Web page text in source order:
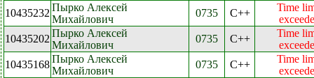
10435232 Пырко Алексей
Михайлович
0735 C++
Time
10435202 Пырко Алексей
Михайлович
0735 C++
Time
10435168Пырко Алексей
Михайлович
0735 C++
Time